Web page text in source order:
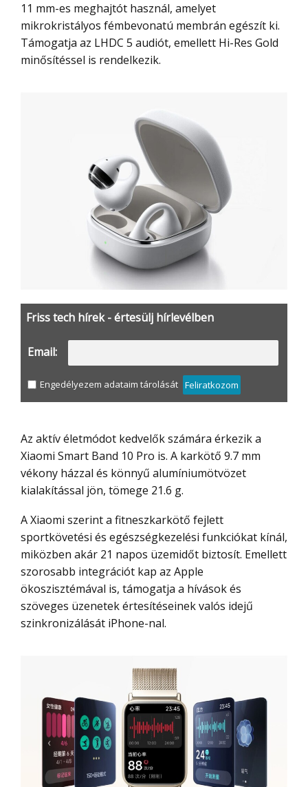
11 mm-es meghajtót használ, amelyet
mikrokristályos fémbevonatú membrán egészít ki.
Támogatja az LHDC 5 audiót, emellett Hi-Res Gold
minősítéssel is rendelkezik.
Friss tech hírek - értesülj hírlevélben
Email:
Engedélyezem adataim tárolását Feliratkozom
Az aktív életmódot kedvelők számára érkezik a
Xiaomi Smart Band 10 Pro is. A karkötő 9.7 mm
vékony házzal és könnyű alumíniumötvözet
kialakítással jön, tömege 21.6 g.
A Xiaomi szerint a fitneszkarkötő fejlett
sportkövetési és egészségkezelési funkciókat kínál,
miközben akár 21 napos üzemidőt biztosít. Emellett
szorosabb integrációt kap az Apple
ökoszisztémával is, támogatja a hívások és
szöveges üzenetek értesítéseinek valós idejű
szinkronizálását iPhone-nal.